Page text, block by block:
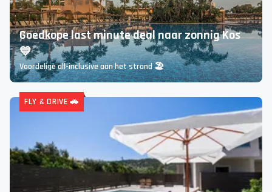
Fijn zwembad omringd door olijfbomen 💚
ALL-INCLUSIVE ☀️
Goedkope last minute deal naar zonnig Kos
💙
Voordelige all-inclusive aan het strand 🏖️